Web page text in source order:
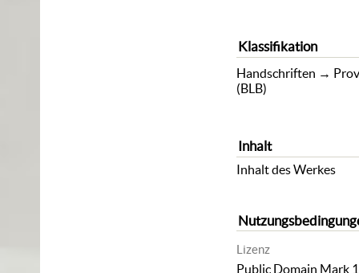
Klassifikation
Handschriften →
(BLB)
Inhalt
Inhalt des Werkes
Lizenz
Public Domain Mark